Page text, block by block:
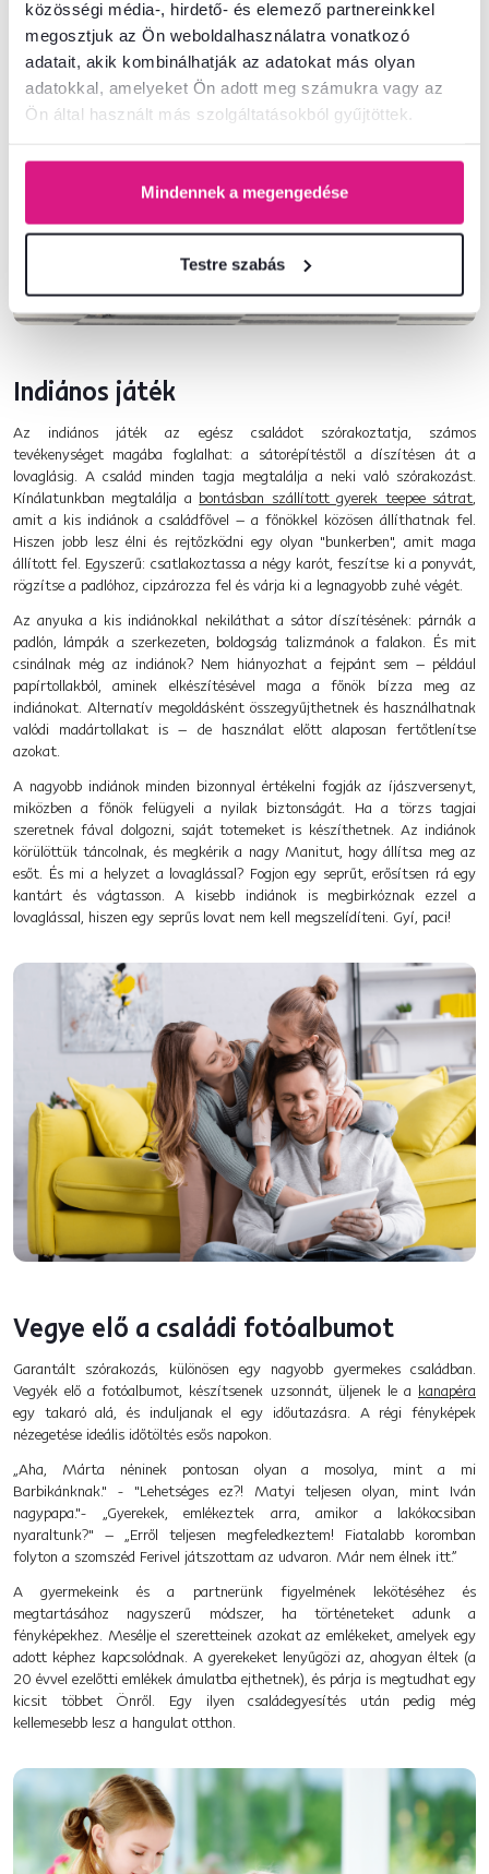
közösségi média-, hirdető- és elemező partnereinkkel
megosztjuk az Ön weboldalhasználatra vonatkozó
adatait, akik kombinálhatják az adatokat más olyan
adatokkal, amelyeket Ön adott meg számukra vagy az
Ön által használt más szolgáltatásokból gyűjtöttek.
Mindennek a megengedése
Testre szabás
Indiános játék
Az indiános játék az egész családot szórakoztatja, számos
tevékenységet magába foglalhat: a sátorépítéstől a díszítésen át a
lovaglásig. A család minden tagja megtalálja a neki való szórakozást.
Kínálatunkban megtalálja a bontásban szállított gyerek teepee sátrat,
amit a kis indiánok a családfővel – a főnökkel közösen állíthatnak fel.
Hiszen jobb lesz élni és rejtőzködni egy olyan "bunkerben", amit maga
állított fel. Egyszerű: csatlakoztassa a négy karót, feszítse ki a ponyvát,
rögzítse a padlóhoz, cipzározza fel és várja ki a legnagyobb zuhé végét.
Az anyuka a kis indiánokkal nekiláthat a sátor díszítésének: párnák a
padlón, lámpák a szerkezeten, boldogság talizmánok a falakon. És mit
csinálnak még az indiánok? Nem hiányozhat a fejpánt sem – például
papírtollakból, aminek elkészítésével maga a főnök bízza meg az
indiánokat. Alternatív megoldásként összegyűjthetnek és használhatnak
valódi madártollakat is – de használat előtt alaposan fertőtlenítse
azokat.
A nagyobb indiánok minden bizonnyal értékelni fogják az íjászversenyt,
miközben a főnök felügyeli a nyilak biztonságát. Ha a törzs tagjai
szeretnek fával dolgozni, saját totemeket is készíthetnek. Az indiánok
körülöttük táncolnak, és megkérik a nagy Manitut, hogy állítsa meg az
esőt. És mi a helyzet a lovaglással? Fogjon egy seprűt, erősítsen rá egy
kantárt és vágtasson. A kisebb indiánok is megbirkóznak ezzel a
lovaglással, hiszen egy seprűs lovat nem kell megszelídíteni. Gyí, paci!
Vegye elő a családi fotóalbumot
Garantált szórakozás, különösen egy nagyobb gyermekes családban.
Vegyék elő a fotóalbumot, készítsenek uzsonnát, üljenek le a kanapéra
egy takaró alá, és induljanak el egy időutazásra. A régi fényképek
nézegetése ideális időtöltés esős napokon.
„Aha, Márta néninek pontosan olyan a mosolya, mint a mi
Barbikánknak." - "Lehetséges ez?! Matyi teljesen olyan, mint Iván
nagypapa."- „Gyerekek, emlékeztek arra, amikor a lakókocsiban
nyaraltunk?" – „Erről teljesen megfeledkeztem! Fiatalabb koromban
folyton a szomszéd Ferivel játszottam az udvaron. Már nem élnek itt.”
A gyermekeink és a partnerünk figyelmének lekötéséhez és
megtartásához nagyszerű módszer, ha történeteket adunk a
fényképekhez. Mesélje el szeretteinek azokat az emlékeket, amelyek egy
adott képhez kapcsolódnak. A gyerekeket lenyűgözi az, ahogyan éltek (a
20 évvel ezelőtti emlékek ámulatba ejthetnek), és párja is megtudhat egy
kicsit többet Önről. Egy ilyen családegyesítés után pedig még
kellemesebb lesz a hangulat otthon.